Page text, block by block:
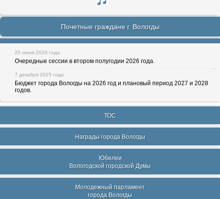
Почетные граждане г. Вологды
25 июня 2026 года
Очередные сессии в втором полугодии 2026 года.
7 декабря 2025 года
Бюджет города Вологды на 2026 год и плановый период 2027 и 2028
годов.
ТОС
Награды города Вологды
Юбилеи
Вологодской городской Думы
Молодежный парламент
города Вологды